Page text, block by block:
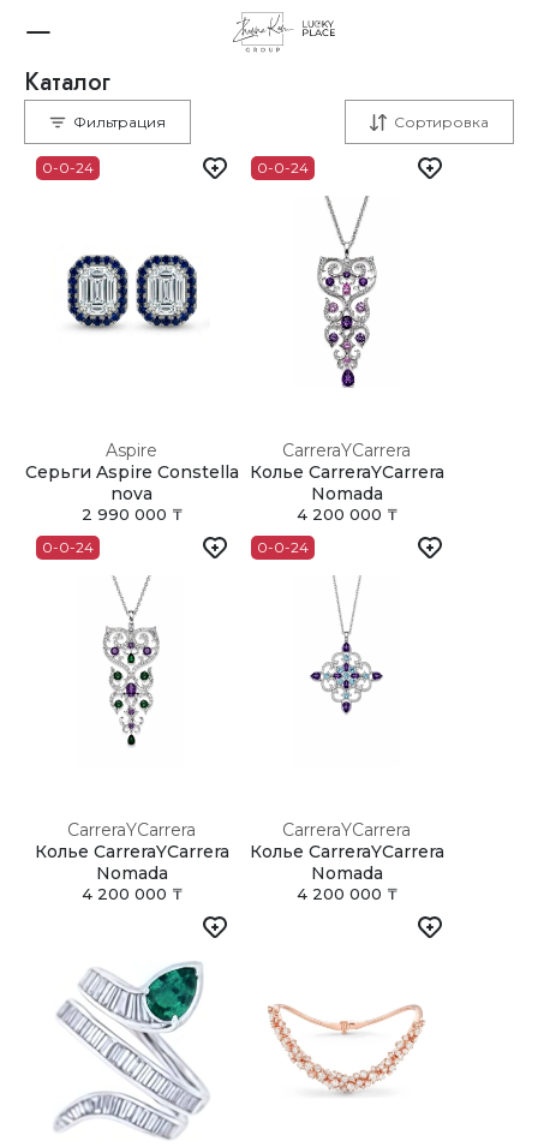
Каталог
Сортировка
Фильтрация
0-0-24
Aspire
Серьги Aspire Constella
nova
2 990 000 ₸
0-0-24
CarreraYCarrera
Колье CarreraYCarrera
Nomada
4 200 000 ₸
0-0-24
CarreraYCarrera
Колье CarreraYCarrera
Nomada
4 200 000 ₸
0-0-24
CarreraYCarrera
Колье CarreraYCarrera
Nomada
4 200 000 ₸